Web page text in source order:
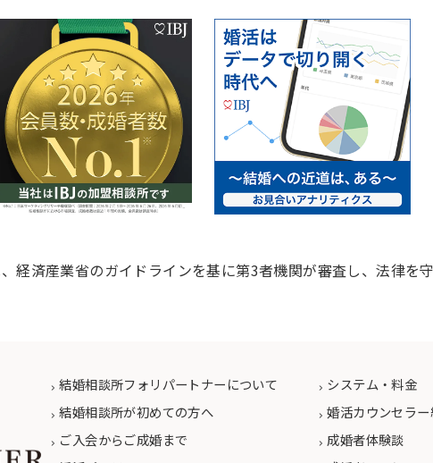
、経済産業省のガイドラインを基に第3者機関が審査し、法律を
結婚相談所フォリパートナーについて
結婚相談所が初めての方へ
ご入会からご成婚まで
システム・料金
婚活カウンセラ
成婚者体験談